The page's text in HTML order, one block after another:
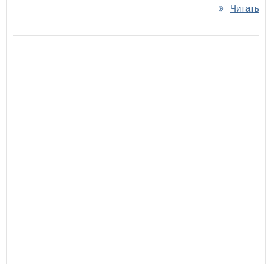
Читать